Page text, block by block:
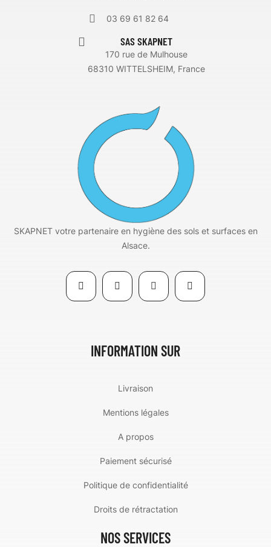
03 69 61 82 64
SAS SKAPNET
170 rue de Mulhouse
68310 WITTELSHEIM, France
SKAPNET votre partenaire en hygiène des sols et surfaces en
Alsace.
INFORMATION SUR
Livraison
Mentions légales
A propos
Paiement sécurisé
Politique de confidentialité
Droits de rétractation
NOS SERVICES